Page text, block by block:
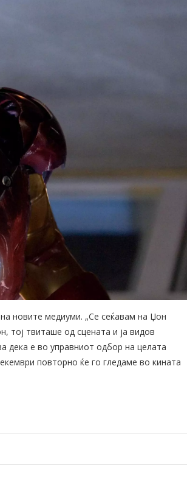
новите медиуми. „Се сеќавам на Џон
тој твиташе од сцената и ја видов
дека е во управниот одбор на целата
повторно ќе го гледаме во кината